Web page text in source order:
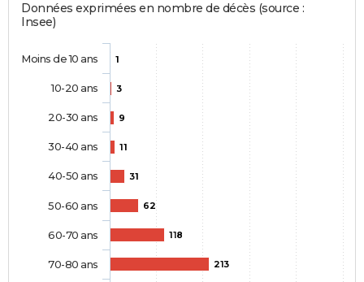
Données exprimées en nombre de décès (source :
Insee)
1
3
9
11
31
62
118
213
Moins de 10 ans
10-20 ans
20-30 ans
30-40 ans
40-50 ans
50-60 ans
60-70 ans
70-80 ans